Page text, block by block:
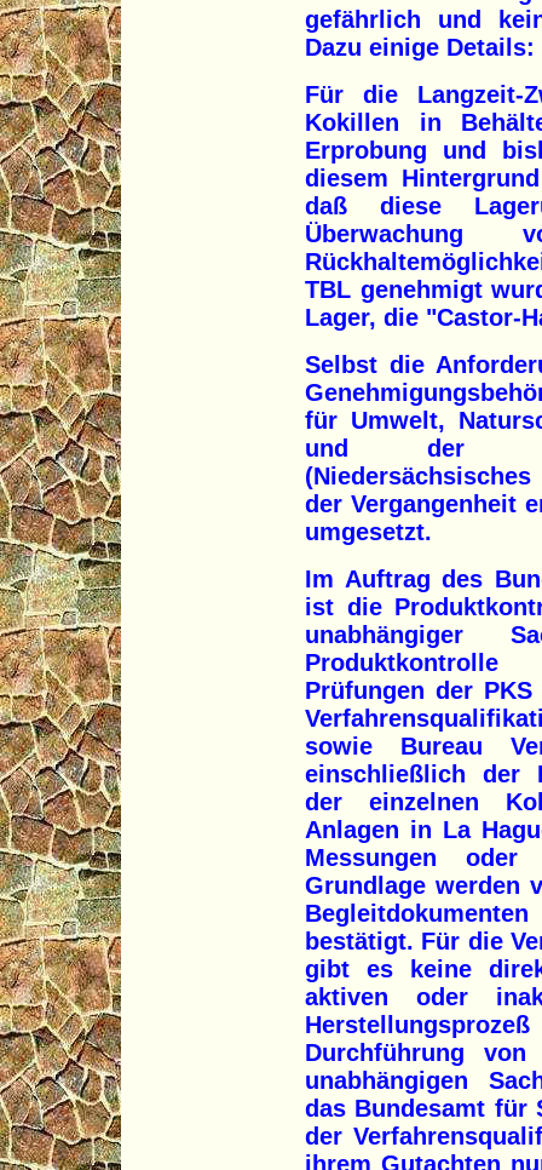
gefährlich und
Dazu einige Details:
Für die Langzeit-
Kokillen in
Erprobung und
diesem
daß diese
TBL genehmigt
Lager, die "Castor-
Selbst die
für Umwelt,
und der
der Vergangenheit
umgesetzt.
Im Auftrag des
ist die
unabhängiger
Prüfungen der
sowie Bureau
einschließlich der
der einzelnen
Anlagen in La
Messungen oder
Grundlage werden
bestätigt. Für die
gibt es keine
aktiven oder
Durchführung
unabhängigen
das Bundesamt für
der
ihrem Gutachten